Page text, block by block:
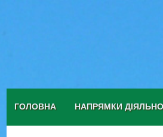
ГОЛОВНА НАПРЯМКИ